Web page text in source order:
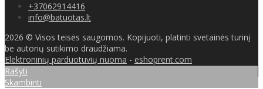
+37062914416
info@batuotas.lt
2026 © Visos teisės saugomos. Kopijuoti, platinti svetainės turinį
be autorių sutikimo draudžiama.
Elektroninių parduotuvių nuoma - eshoprent.com
Rašyti
Skambinti